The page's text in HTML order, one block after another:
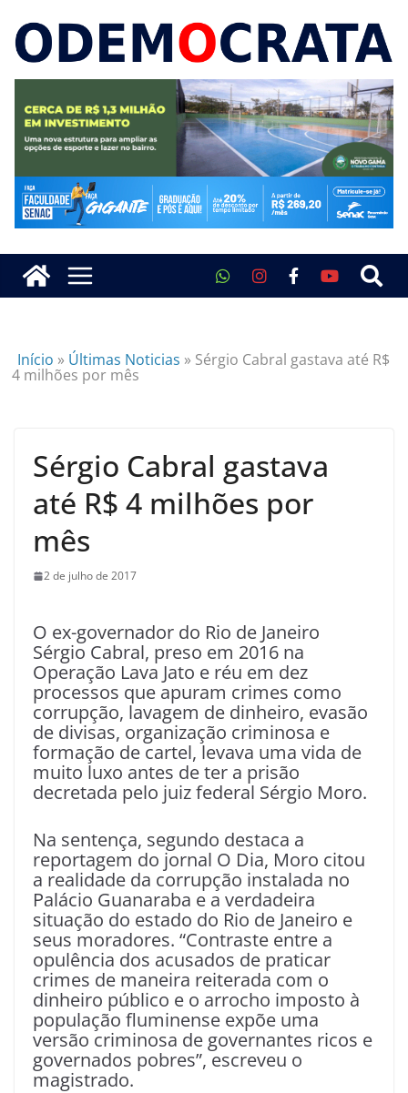
Início » Últimas Noticias » Sérgio Cabral gastava até R$
4 milhões por mês
Sérgio Cabral gastava
até R$ 4 milhões por
mês
2 de julho de 2017
O ex-governador do Rio de Janeiro
Sérgio Cabral, preso em 2016 na
Operação Lava Jato e réu em dez
processos que apuram crimes como
corrupção, lavagem de dinheiro, evasão
de divisas, organização criminosa e
formação de cartel, levava uma vida de
muito luxo antes de ter a prisão
decretada pelo juiz federal Sérgio Moro.
Na sentença, segundo destaca a
reportagem do jornal O Dia, Moro citou
a realidade da corrupção instalada no
Palácio Guanaraba e a verdadeira
situação do estado do Rio de Janeiro e
seus moradores. “Contraste entre a
opulência dos acusados de praticar
crimes de maneira reiterada com o
dinheiro público e o arrocho imposto à
população fluminense expõe uma
versão criminosa de governantes ricos e
governados pobres”, escreveu o
magistrado.